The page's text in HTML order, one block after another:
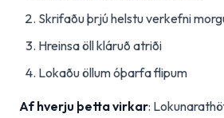
Skrifaðu þrjú helstu verkefni
Hreinsa öll kláruð atriði
Lokaðu öllum óþarfa flipum
Af hverju þetta virkar: